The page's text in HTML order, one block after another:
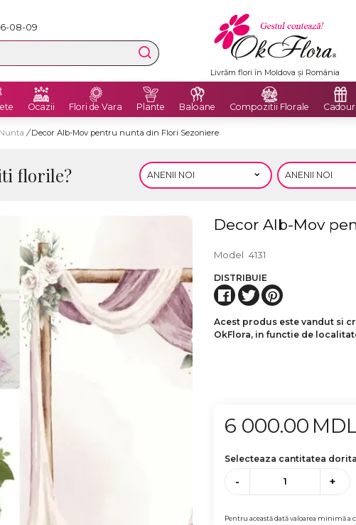
08-09
Livrare Gratuită în Chișinău și București
Ocazii Flori de Vara Plante Baloane Compozitii Florale
/ Decor Alb-Mov pentru nunta din Flori Sezoniere
florile?
Decor Alb-Mov
Model 4131
DISTRIBUIE
Acest produs este vandut si
OkFlora, in functie de
6 000.00
Selecteaza cantitatea dorita
- +
Pentru această dată valoarea minimă a